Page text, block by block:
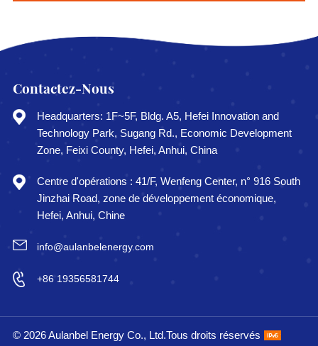
Contactez-Nous
Headquarters: 1F~5F, Bldg. A5, Hefei Innovation and
Technology Park, Sugang Rd., Economic Development
Zone, Feixi County, Hefei, Anhui, China
Centre d'opérations : 41/F, Wenfeng Center, n° 916 South
Jinzhai Road, zone de développement économique,
Hefei, Anhui, Chine
info@aulanbelenergy.com
+86 19356581744
© 2026 Aulanbel Energy Co., Ltd.Tous droits réservés